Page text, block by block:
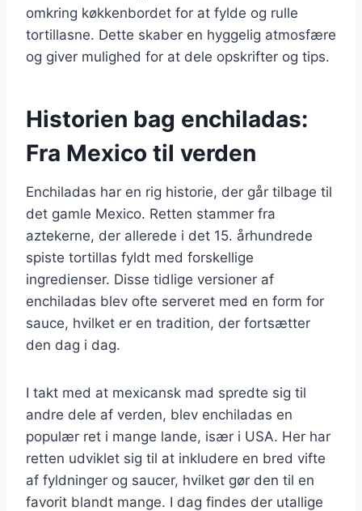
omkring køkkenbordet for at fylde og rulle
tortillasne. Dette skaber en hyggelig atmosfære
og giver mulighed for at dele opskrifter og tips.
Historien bag enchiladas:
Fra Mexico til verden
Enchiladas har en rig historie, der går tilbage til
det gamle Mexico. Retten stammer fra
aztekerne, der allerede i det 15. århundrede
spiste tortillas fyldt med forskellige
ingredienser. Disse tidlige versioner af
enchiladas blev ofte serveret med en form for
sauce, hvilket er en tradition, der fortsætter
den dag i dag.
I takt med at mexicansk mad spredte sig til
andre dele af verden, blev enchiladas en
populær ret i mange lande, især i USA. Her har
retten udviklet sig til at inkludere en bred vifte
af fyldninger og saucer, hvilket gør den til en
favorit blandt mange. I dag findes der utallige